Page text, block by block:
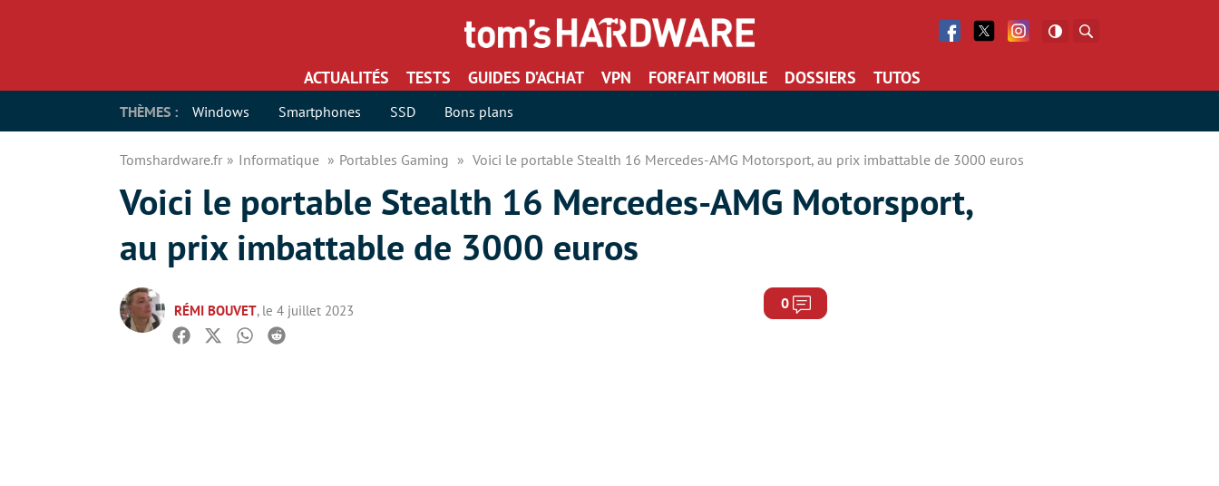
Facebook
Twitter Facebook
ACTUALITÉS TESTS GUIDES D’ACHAT VPN FORFAIT MOBILE DOSSIERS TUTOS
THÈMES : Windows Smartphones SSD Bons plans
Tomshardware.fr Informatique Portables Gaming Voici le portable Stealth 16 Mercedes-AMG Motorsport, au prix imbattable de 3000 euros
Voici le portable Stealth 16 Mercedes-AMG Motorsport,
au prix imbattable de 3000 euros
RÉMI BOUVET, le 4 juillet 2023 0 Commentaires
Facebook
TwitterWhatsapp
Reddit